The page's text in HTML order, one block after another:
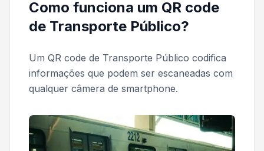
Como funciona um QR code
de Transporte Público?
Um QR code de Transporte Público codifica
informações que podem ser escaneadas com
qualquer câmera de smartphone.